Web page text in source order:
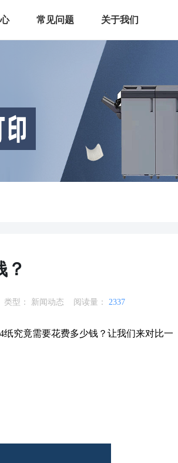
常见问题 关于我们
？
类型： 新闻动态 阅读量： 2337
究竟需要花费多少钱？让我们来对比一